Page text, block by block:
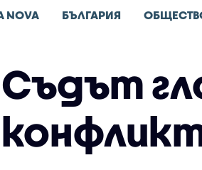
NOVA БЪЛГАРИЯ
Съдът